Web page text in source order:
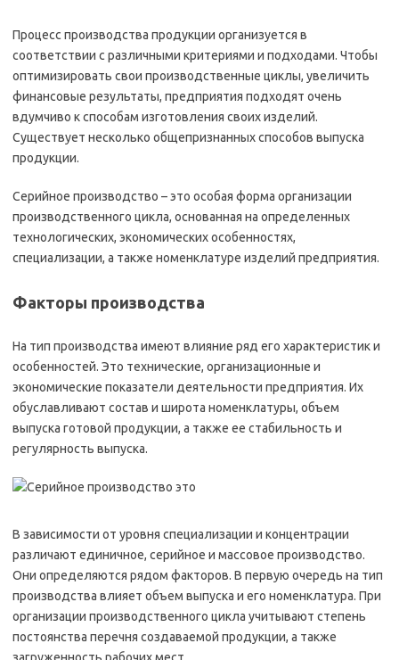
Процесс производства продукции организуется в
соответствии с различными критериями и подходами. Чтобы
оптимизировать свои производственные циклы, увеличить
финансовые результаты, предприятия подходят очень
вдумчиво к способам изготовления своих изделий.
Существует несколько общепризнанных способов выпуска
продукции.
Серийное производство – это особая форма организации
производственного цикла, основанная на определенных
технологических, экономических особенностях,
специализации, а также номенклатуре изделий предприятия.
Факторы производства
На тип производства имеют влияние ряд его характеристик и
особенностей. Это технические, организационные и
экономические показатели деятельности предприятия. Их
обуславливают состав и широта номенклатуры, объем
выпуска готовой продукции, а также ее стабильность и
регулярность выпуска.
В зависимости от уровня специализации и концентрации
различают единичное, серийное и массовое производство.
Они определяются рядом факторов. В первую очередь на тип
производства влияет объем выпуска и его номенклатура. При
организации производственного цикла учитывают степень
постоянства перечня создаваемой продукции, а также